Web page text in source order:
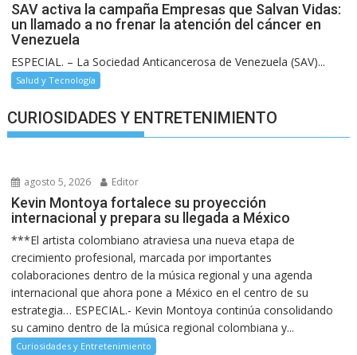
SAV activa la campaña Empresas que Salvan Vidas:
un llamado a no frenar la atención del cáncer en
Venezuela
ESPECIAL. – La Sociedad Anticancerosa de Venezuela (SAV)...
Salud y Tecnología
CURIOSIDADES Y ENTRETENIMIENTO
agosto 5, 2026 Editor
Kevin Montoya fortalece su proyección
internacional y prepara su llegada a México
***El artista colombiano atraviesa una nueva etapa de
crecimiento profesional, marcada por importantes
colaboraciones dentro de la música regional y una agenda
internacional que ahora pone a México en el centro de su
estrategia… ESPECIAL.- Kevin Montoya continúa consolidando
su camino dentro de la música regional colombiana y...
Curiosidades y Entretenimiento